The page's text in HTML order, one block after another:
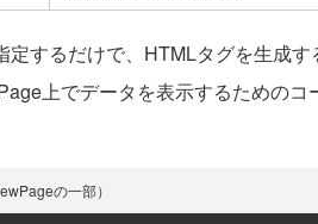
するだけで、HTMLタグを生成す
上でデータを表示するためのコ
の一部）